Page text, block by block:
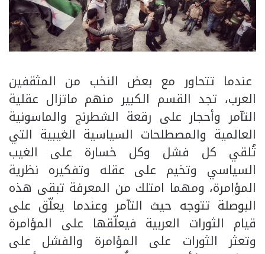
عندما تتحاور مع بعض النخب من المثقفين
العرب، تجد القسم الكبير منهم ماتزال عقلية
التآمر وأحجار على رقعة الشطرنج والماسونية
العالمية والمصطلحات السياسية الغيبية التي
تُلقي كل فشل وكل خسارة على الغيب
السياسي وتخيم على عقله وتفكيره نظرية
المؤامرة، ومهما امتلك من المعرفة تبقى هذه
البوصلة تتوجه حيث التآمر وعندما يعلّق على
قيام الثورات العربية فيعلّقها على المؤامرة
وتعثر الثورات على المؤامرة والفشل على